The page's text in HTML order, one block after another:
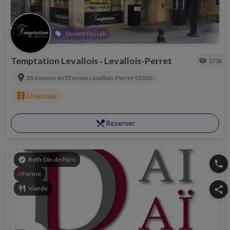
local_offer Ouvert Pessah
Temptation Levallois • Levallois-Perret visibility 2738
location_on 28 Avenue de l'Europe Levallois-Perret 92300
kebab_diningOrientale
restaurant_menuReserver
verified Beth-Din de Paris
Fermé
restaurant Viande
phone
share